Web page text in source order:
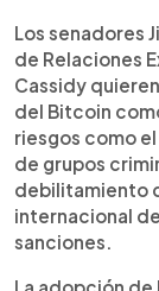
Los senadores
de Relaciones
Cassidy
del Bitcoin
riesgos como
de grupos
debilitamiento
internacional
sanciones.